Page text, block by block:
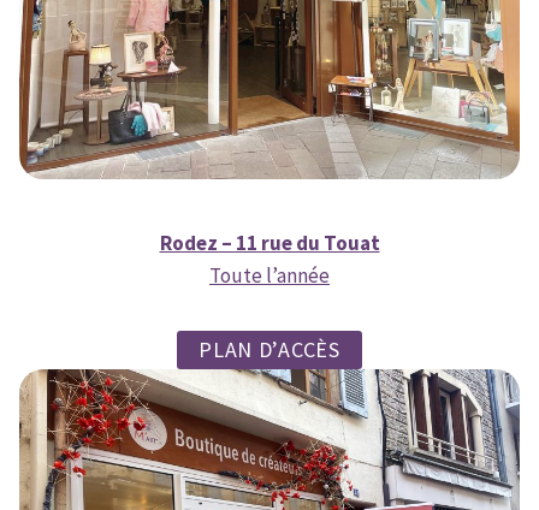
Rodez – 11 rue du Touat
Toute l’année
PLAN D’ACCÈS